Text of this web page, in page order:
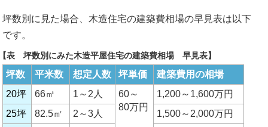
坪数別に見た場合、木造住宅の建築費相場の早見表は以下
です。
表 坪数別にみた木造平屋住宅の建築費相場 早見表】
坪数 平米数 想定人数 坪単価
建築費用の相場
20坪
66㎡ 1～2人
60～
80万円
1,200～1,600万円
25坪
82.5㎡ 2～3人
1,500～2,000万円